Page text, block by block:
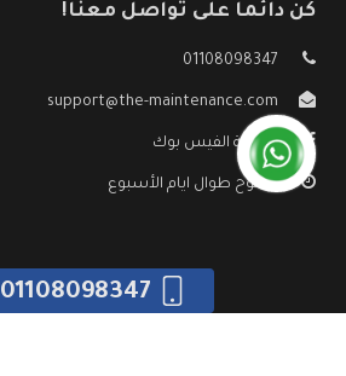
كن دائما على تواصل معنا!
01108098347
support@the-maintenance.com
صفحة الفيس بوك
مفتوح طوال ايام الأسبوع
01108098347